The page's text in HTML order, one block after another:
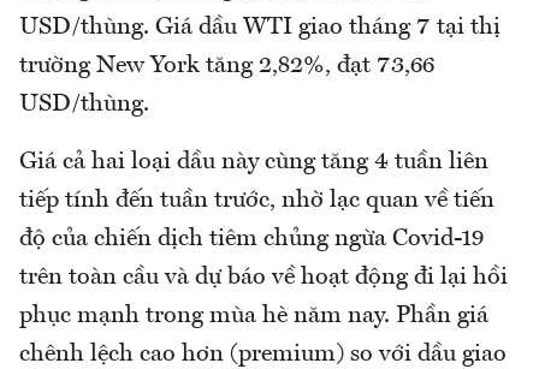
USD/thùng. Giá dầu WTI giao tháng 7 tại thị
trường New York tăng 2,82%, đạt 73,66
USD/thùng.
Giá cả hai loại dầu này cùng tăng 4 tuần liên
tiếp tính đến tuần trước, nhờ lạc quan về tiến
độ của chiến dịch tiêm chủng ngừa Covid-19
trên toàn cầu và dự báo về hoạt động đi lại hồi
phục mạnh trong mùa hè năm nay. Phần giá
chênh lệch cao hơn (premium) so với dầu giao